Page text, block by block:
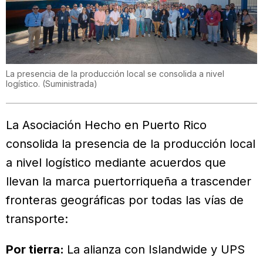
La presencia de la producción local se consolida a nivel
logístico. (Suministrada)
La Asociación Hecho en Puerto Rico
consolida la presencia de la producción local
a nivel logístico mediante acuerdos que
llevan la marca puertorriqueña a trascender
fronteras geográficas por todas las vías de
transporte:
Por tierra: La alianza con Islandwide y UPS